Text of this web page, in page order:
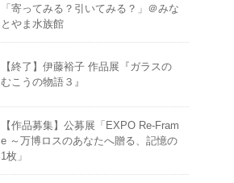
「寄ってみる？引いてみる？」＠みな
とやま水族館
【終了】伊藤裕子 作品展『ガラスの
むこうの物語３』
【作品募集】公募展「EXPO Re-Fram
e ～万博ロスのあなたへ贈る、記憶の
1枚」